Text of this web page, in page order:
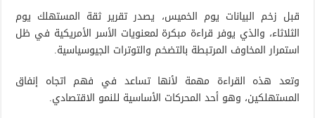
قبل زخم البيانات يوم الخميس، يصدر تقرير ثقة المستهلك يوم
الثلاثاء، والذي يوفر قراءة مبكرة لمعنويات الأسر الأمريكية في ظل
استمرار المخاوف المرتبطة بالتضخم والتوترات الجيوسياسية.
وتعد هذه القراءة مهمة لأنها تساعد في فهم اتجاه إنفاق
المستهلكين، وهو أحد المحركات الأساسية للنمو الاقتصادي.